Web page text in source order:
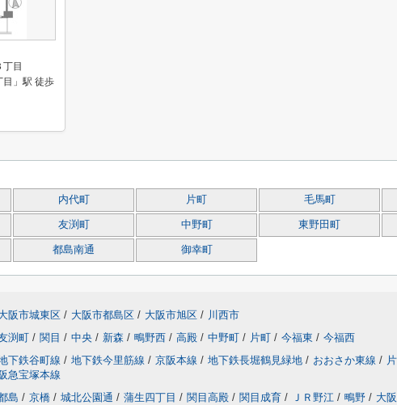
目
目」駅 徒歩
内代町 片町 毛馬町
友渕町 中野町 東野田町
都島南通 御幸町
阪市城東区 / 大阪市都島区 / 大阪市旭区 / 川西市
渕町 / 関目 / 中央 / 新森 / 鴫野西 / 高殿 / 中野町 / 片町 / 今福東 / 今福西
下鉄谷町線 / 地下鉄今里筋線 / 京阪本線 / 地下鉄長堀鶴見緑地 / おおさか東線 /
急宝塚本線
島 / 京橋 / 城北公園通 / 蒲生四丁目 / 関目高殿 / 関目成育 / ＪＲ野江 / 鴫野 / 大